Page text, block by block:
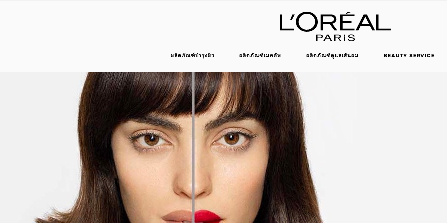
ผลิตภัณฑ์บำรุงผิว ผลิตภัณฑ์เมคอัพ ผลิตภัณฑ์ดูแลเส้นผม BEAUTY SERVICE